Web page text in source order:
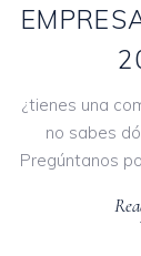
¿tienes una
no sabes
Pregúntanos